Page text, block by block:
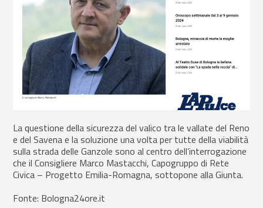
La questione della sicurezza del valico tra le vallate del Reno
e del Savena e la soluzione una volta per tutte della viabilità
sulla strada delle Ganzole sono al centro dell’interrogazione
che il Consigliere Marco Mastacchi, Capogruppo di Rete
Civica – Progetto Emilia-Romagna, sottopone alla Giunta.
Fonte: Bologna24ore.it